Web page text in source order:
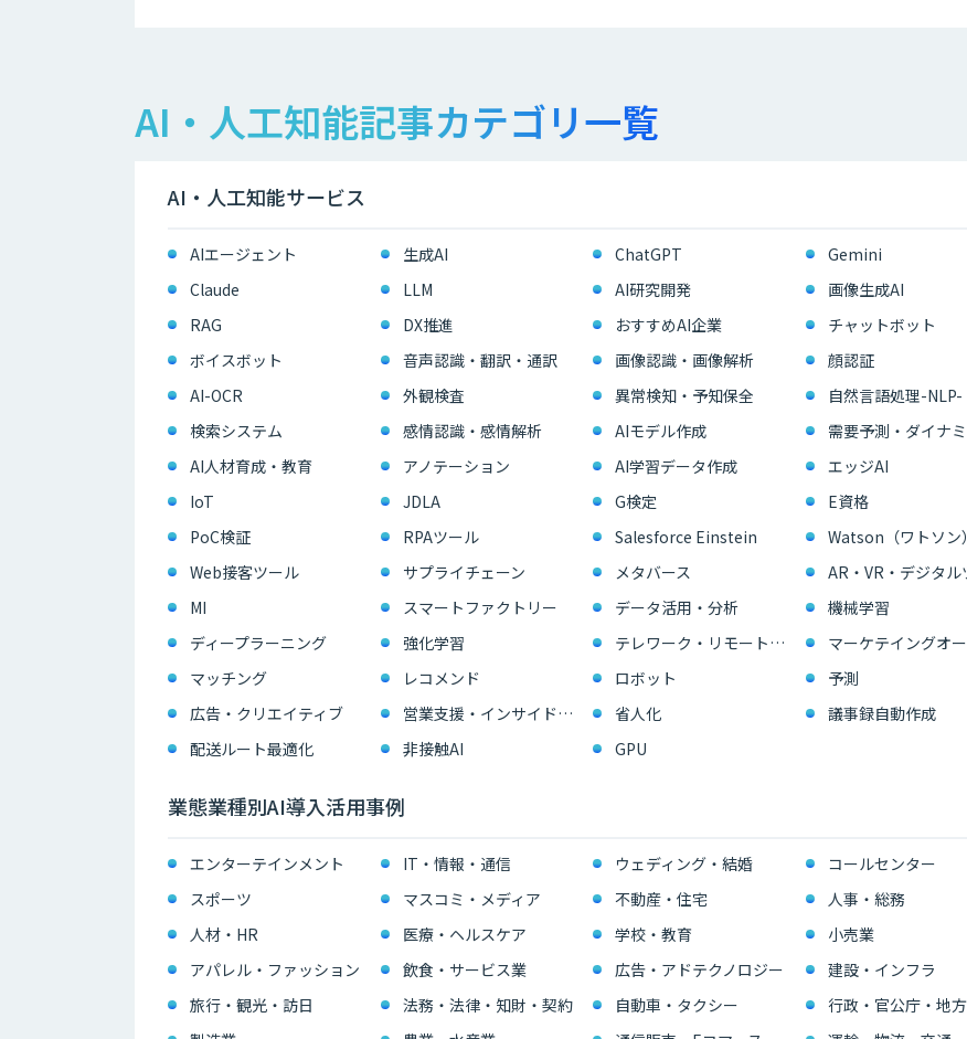
AI・人工知能記事カテゴリ一覧
AI・人工知能サービス
AIエージェント 生成AI ChatGPT
Gemini
Claude
LLM AI研究開発
画像生成AI
RAG
DX推進 おすすめAI企業
チャットボット
ボイスボット
音声認識・翻訳・通訳 画像認識・画像解析
顔認証
AI-OCR
外観検査 異常検知・予知保全
自然言語処理-NLP-
検索システム
感情認識・感情解析 AIモデル作成
AI人材育成・教育
アノテーション AI学習データ作成
エッジAI
IoT
JDLA G検定
E資格
PoC検証
RPAツール Salesforce Einstein
Watson（ワトソン）
Web接客ツール
サプライチェーン メタバース
MI
スマートファクトリー データ活用・分析
機械学習
ディープラーニング
強化学習 テレワーク・リモートワーク
マッチング
レコメンド ロボット
予測
広告・クリエイティブ
営業支援・インサイドセールス 省人化
議事録自動作成
配送ルート最適化
非接触AI GPU
業態業種別AI導入活用事例
エンターテインメント IT・情報・通信 ウェディング・結婚
コールセンター
スポーツ
マスコミ・メディア 不動産・住宅
人事・総務
人材・HR
医療・ヘルスケア 学校・教育
小売業
アパレル・ファッション
飲食・サービス業 広告・アドテクノロジー
建設・インフラ
旅行・観光・訪日
法務・法律・知財・契約 自動車・タクシー